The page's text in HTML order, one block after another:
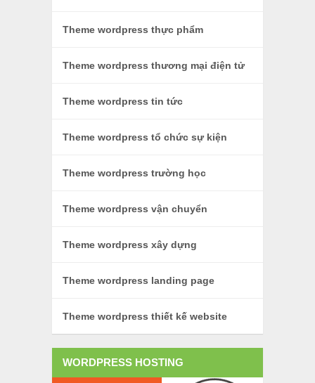
Theme wordpress thực phẩm
Theme wordpress thương mại điện tử
Theme wordpress tin tức
Theme wordpress tổ chức sự kiện
Theme wordpress trường học
Theme wordpress vận chuyển
Theme wordpress xây dựng
Theme wordpress landing page
Theme wordpress thiết kế website
WORDPRESS HOSTING